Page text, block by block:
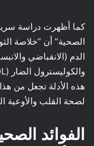
كما أظهرت دراسة
الصحية” أن “خلاصة
الدم (الانقباضي
هذه الأدلة تجعل من
لصحة القلب والأوعية
الفوائد